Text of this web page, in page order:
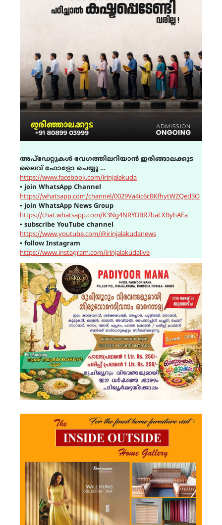
അപ്ഡേറ്റുകൾ വേഗത്തിലറിയാൻ ഇരിങ്ങാലക്കുട
ലൈവ് ഫോളോ ചെയ്യൂ …
https://www.facebook.com/irinjalakuda
▪ join WhatsApp Channel
https://whatsapp.com/channel/0029Va4ic6cBKfhytWZQed3O
▪ join WhatsApp News Group
https://chat.whatsapp.com/K3Ng4NRYDBR7baLXByhAEa
▪ subscribe YouTube channel
https://www.youtube.com/@irinjalakudanews
▪ follow Instagram
https://www.instagram.com/irinjalakudalive